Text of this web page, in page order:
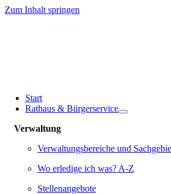
Zum Inhalt springen
Start
Rathaus & Bürgerservice
Verwaltung
Verwaltungsbereiche und
Wo erledige ich was? A-Z
Stellenangebote